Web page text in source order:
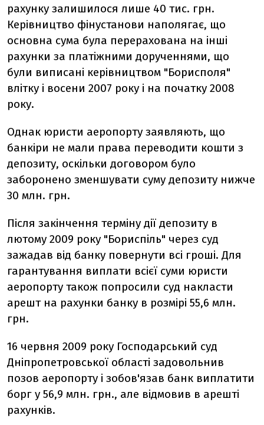
рахунку залишилося лише 40 тис. грн.
Керівництво фінустанови наполягає, що
основна сума була перерахована на інші
рахунки за платіжними дорученнями, що
були виписані керівництвом "Борисполя"
влітку і восени 2007 року і на початку 2008
року.
Однак юристи аеропорту заявляють, що
банкіри не мали права переводити кошти з
депозиту, оскільки договором було
заборонено зменшувати суму депозиту нижче
30 млн. грн.
Після закінчення терміну дії депозиту в
лютому 2009 року "Бориспіль" через суд
зажадав від банку повернути всі гроші. Для
гарантування виплати всієї суми юристи
аеропорту також попросили суд накласти
арешт на рахунки банку в розмірі 55,6 млн.
грн.
16 червня 2009 року Господарський суд
Дніпропетровської області задовольнив
позов аеропорту і зобов'язав банк виплатити
борг у 56,9 млн. грн., але відмовив в арешті
рахунків.